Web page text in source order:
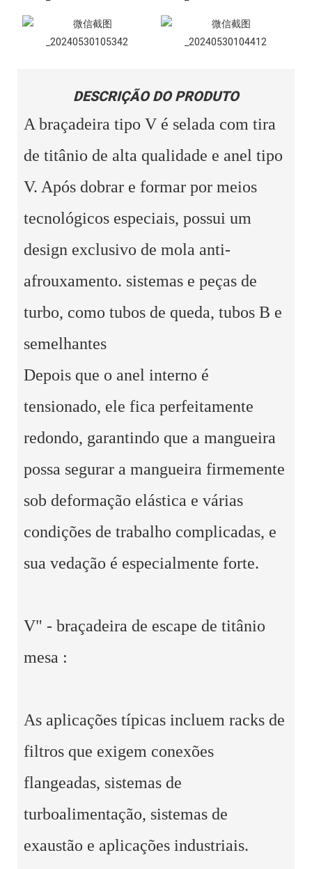
DESCRIÇÃO DO PRODUTO
A braçadeira tipo V é selada com tira
de titânio de alta qualidade e anel tipo
V. Após dobrar e formar por meios
tecnológicos especiais, possui um
design exclusivo de mola anti-
afrouxamento. sistemas e peças de
turbo, como tubos de queda, tubos B e
semelhantes
Depois que o anel interno é
tensionado, ele fica perfeitamente
redondo, garantindo que a mangueira
possa segurar a mangueira firmemente
sob deformação elástica e várias
condições de trabalho complicadas, e
sua vedação é especialmente forte.
V" - braçadeira de escape de titânio
mesa :
As aplicações típicas incluem racks de
filtros que exigem conexões
flangeadas, sistemas de
turboalimentação, sistemas de
exaustão e aplicações industriais.